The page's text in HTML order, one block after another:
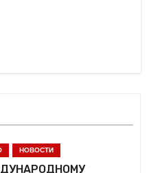
НОВОСТИ